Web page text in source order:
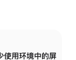
使用环境中的屏